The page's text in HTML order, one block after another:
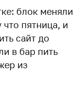
блок меняли
пятница, и
сайт до
в бар пить
из